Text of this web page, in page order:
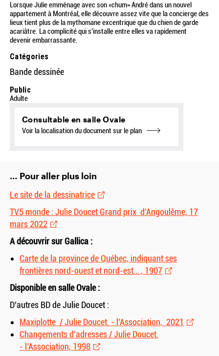
Lorsque Julie emménage avec son «chum» André dans un nouvel
appartement à Montréal, elle découvre assez vite que la concierge des
lieux tient plus de la mythomane excentrique que du chien de garde
acariâtre. La complicité qui s’installe entre elles va rapidement
devenir embarrassante.
Catégories
Bande dessinée
Public
Adulte
Consultable en salle Ovale
Voir la localisation du document sur le plan
… Pour aller plus loin
Le site de la dessinatrice
TV5 monde : Julie Doucet Grand prix d’Angoulême, 17
mars 2022
A découvrir sur Gallica :
Carte de la province de Québec, indiquant ses
frontières nord-ouest et nord-est… , 1907
Disponible en salle Ovale :
D’autres BD de Julie Doucet :
Maxiplotte / Julie Doucet. - l’Association, 2021
Changements d’adresses / Julie Doucet.
- l’Association, 1998